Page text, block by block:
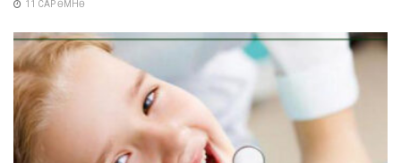
11 САР ӨМНӨ